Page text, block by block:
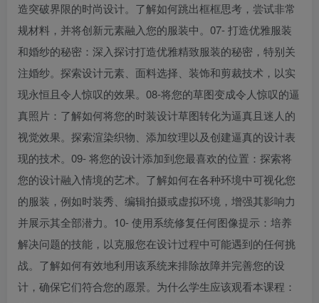
造突破界限的时尚设计。了解如何跳出框框思考，尝试非常
规材料，并将创新元素融入您的服装中。07- 打造优雅服装
和婚纱的秘密：深入探讨打造优雅精致服装的秘密，特别关
注婚纱。探索设计元素、面料选择、装饰和剪裁技术，以实
现永恒且令人惊叹的效果。08-将您的草图变成令人惊叹的逼
真照片：了解如何将您的时装设计草图转化为逼真且迷人的
视觉效果。探索渲染织物、添加纹理以及创建逼真的设计表
现的技术。09- 将您的设计添加到您最喜欢的位置：探索将
您的设计融入情境的艺术。了解如何在各种环境中可视化您
的服装，例如时装秀、编辑拍摄或虚拟环境，增强其影响力
并展示其全部潜力。10- 使用系统修复任何图像提示：培养
解决问题的技能，以克服您在设计过程中可能遇到的任何挑
战。了解如何有效地利用该系统来排除故障并完善您的设
计，确保它们符合您的愿景。为什么学生应该观看本课程：